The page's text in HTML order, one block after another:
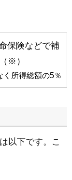
保険などで補
※）
所得総額の5％
以下です。こ